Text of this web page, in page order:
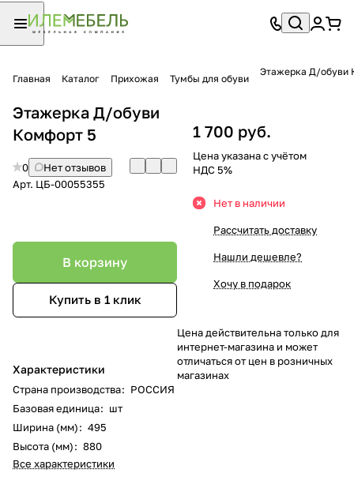
Главная Каталог Прихожая Тумбы для обуви
Этажерка Д/обуви
Этажерка Д/обуви
Комфорт 5
0
Нет отзывов
Арт. ЦБ-00055355
В корзину
Купить в 1 клик
Характеристики
Страна производства: РОССИЯ
Базовая единица: шт
Ширина (мм): 495
Высота (мм): 880
Все характеристики
1 700 руб.
Цена указана с учётом
НДС 5%
Нет в наличии
Рассчитать доставку
Нашли дешевле?
Хочу в подарок
Цена действительна только для
интернет-магазина и может
отличаться от цен в розничных
магазинах